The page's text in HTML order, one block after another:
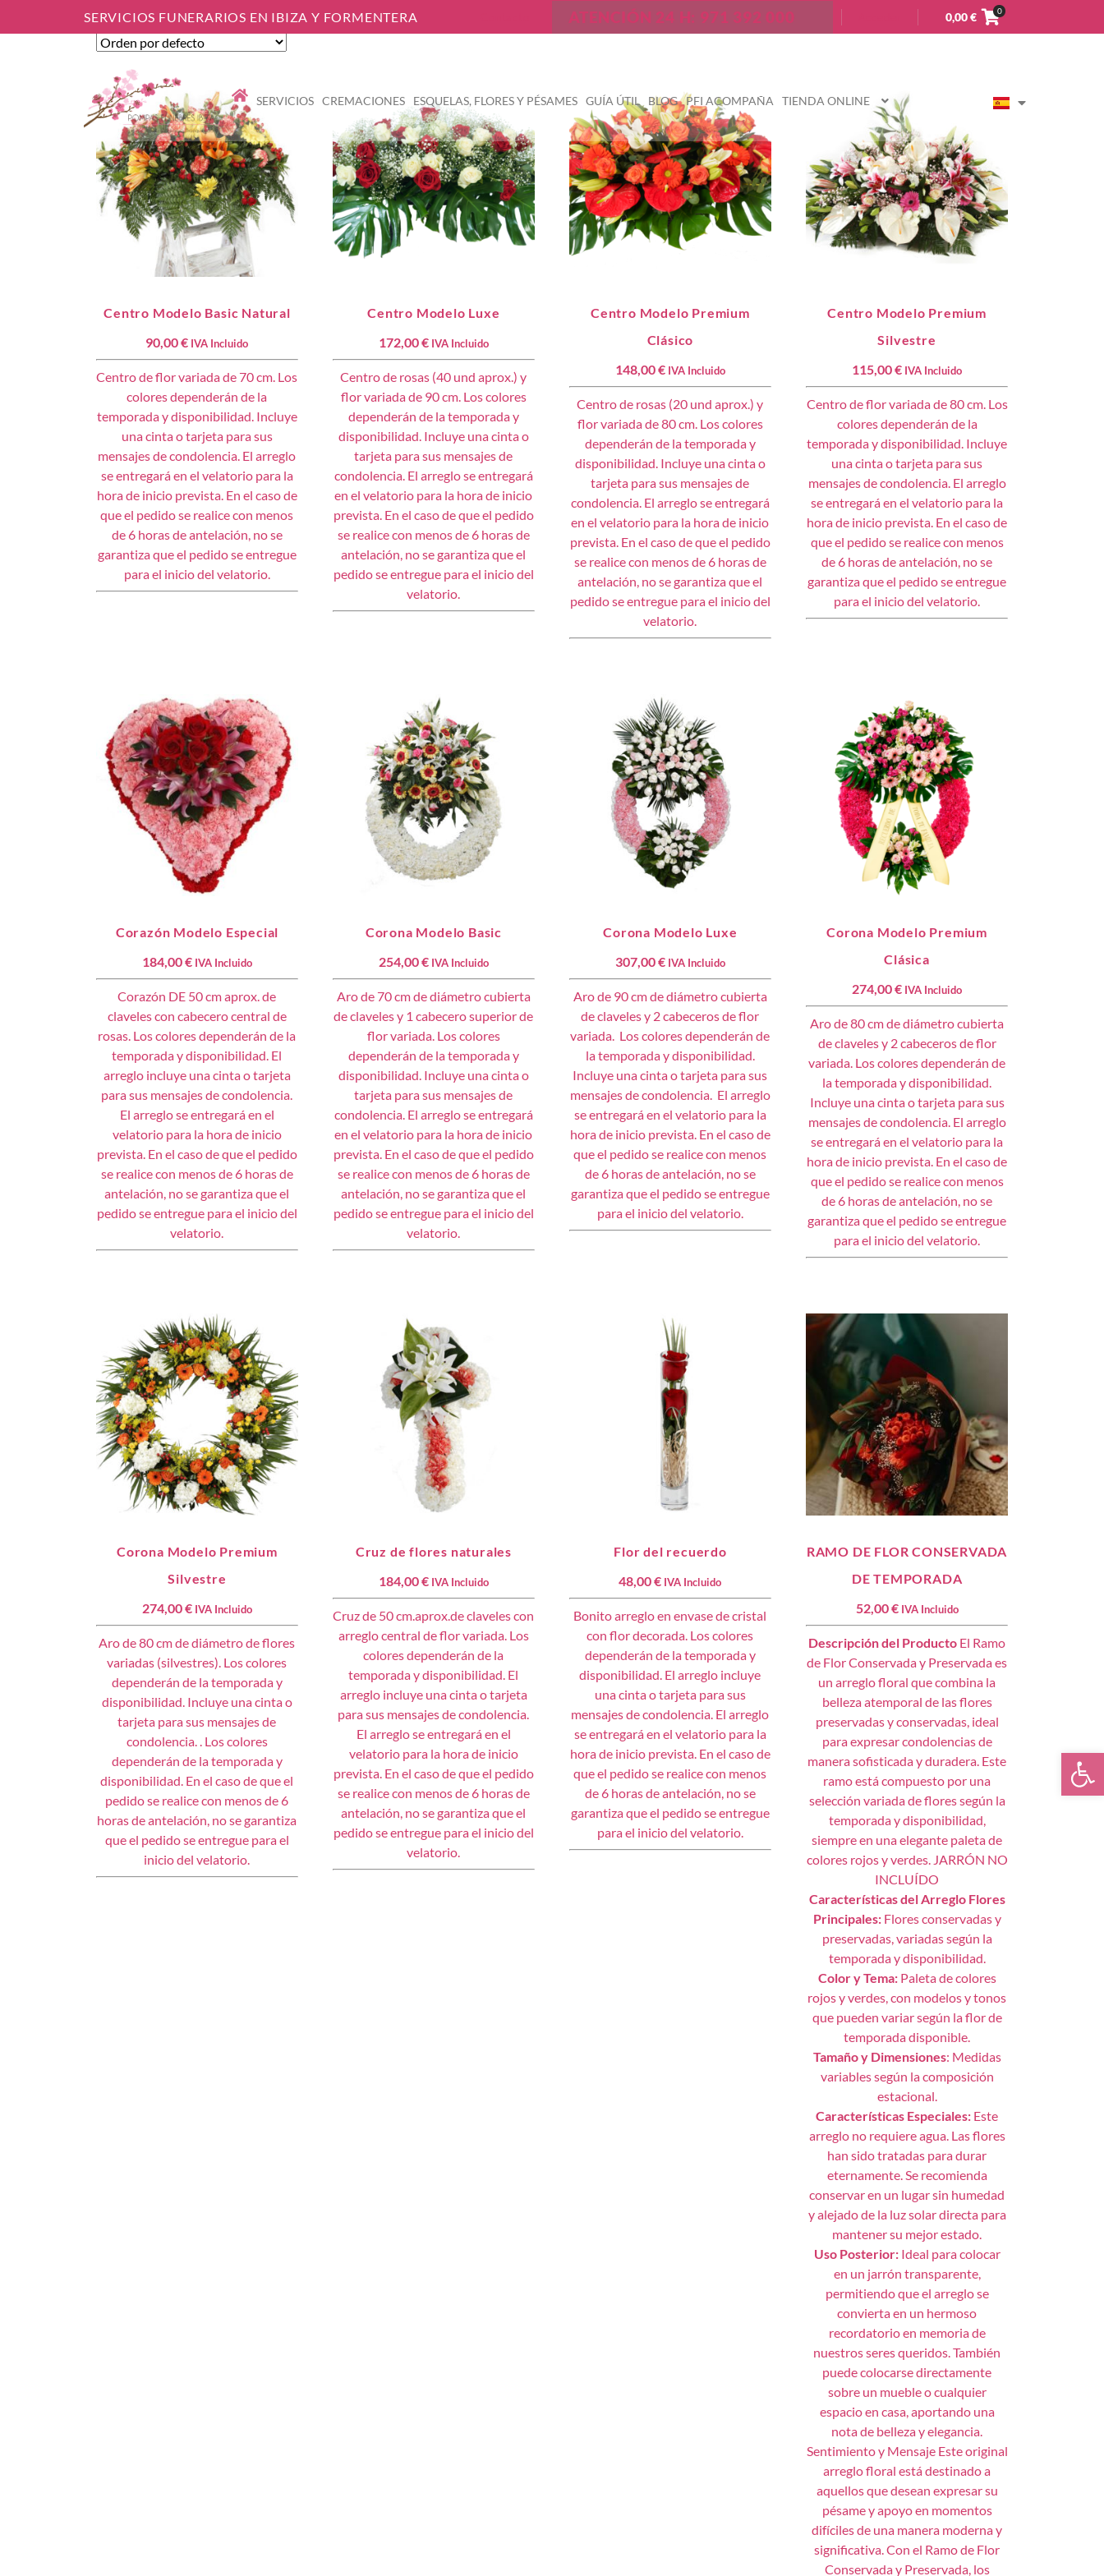
SERVICIOS FUNERARIOS EN IBIZA Y FORMENTERA ATENCIÓN 24 H: 971 392 000 0,00€ 0
MENU LINK
SERVICIOS CREMACIONES ESQUELAS, FLORES Y PÉSAMES GUÍA ÚTIL BLOG PFI ACOMPAÑA TIENDA ONLINE
FLORES
Mostrando 1–12 de 16 resultados
Centro Modelo Basic Natural
90,00€ IVA Incluido
Centro de flor variada de 70 cm. Los
colores dependerán de la
temporada y disponibilidad. Incluye
una cinta o tarjeta para sus
mensajes de condolencia. El arreglo
se entregará en el velatorio para la
hora de inicio prevista. En el caso de
que el pedido se realice con menos
de 6 horas de antelación, no se
garantiza que el pedido se entregue
para el inicio del velatorio.
Centro Modelo Luxe
172,00€ IVA Incluido
Centro de rosas (40 und aprox.) y
flor variada de 90 cm. Los colores
dependerán de la temporada y
disponibilidad. Incluye una cinta o
tarjeta para sus mensajes de
condolencia. El arreglo se entregará
en el velatorio para la hora de inicio
prevista. En el caso de que el pedido
se realice con menos de 6 horas de
antelación, no se garantiza que el
pedido se entregue para el inicio del
velatorio.
Centro Modelo Premium
Clásico
148,00€ IVA Incluido
Centro de rosas (20 und aprox.) y
flor variada de 80 cm. Los colores
dependerán de la temporada y
disponibilidad. Incluye una cinta o
tarjeta para sus mensajes de
condolencia. El arreglo se entregará
en el velatorio para la hora de inicio
prevista. En el caso de que el pedido
se realice con menos de 6 horas de
antelación, no se garantiza que el
pedido se entregue para el inicio del
velatorio.
Centro Modelo Premium
Silvestre
115,00€ IVA Incluido
Centro de flor variada de 80 cm. Los
colores dependerán de la
temporada y disponibilidad. Incluye
una cinta o tarjeta para sus
mensajes de condolencia. El arreglo
se entregará en el velatorio para la
hora de inicio prevista. En el caso de
que el pedido se realice con menos
de 6 horas de antelación, no se
garantiza que el pedido se entregue
para el inicio del velatorio.
Corazón Modelo Especial
184,00€ IVA Incluido
Corazón DE 50 cm aprox. de
claveles con cabecero central de
rosas. Los colores dependerán de la
temporada y disponibilidad. El
arreglo incluye una cinta o tarjeta
para sus mensajes de condolencia.
El arreglo se entregará en el
velatorio para la hora de inicio
prevista. En el caso de que el pedido
se realice con menos de 6 horas de
antelación, no se garantiza que el
pedido se entregue para el inicio del
velatorio.
Corona Modelo Basic
254,00€ IVA Incluido
Aro de 70 cm de diámetro cubierta
de claveles y 1 cabecero superior de
flor variada. Los colores
dependerán de la temporada y
disponibilidad. Incluye una cinta o
tarjeta para sus mensajes de
condolencia. El arreglo se entregará
en el velatorio para la hora de inicio
prevista. En el caso de que el pedido
se realice con menos de 6 horas de
antelación, no se garantiza que el
pedido se entregue para el inicio del
velatorio.
Corona Modelo Luxe
307,00€ IVA Incluido
Aro de 90 cm de diámetro cubierta
de claveles y 2 cabeceros de flor
variada. Los colores dependerán de
la temporada y disponibilidad.
Incluye una cinta o tarjeta para sus
mensajes de condolencia. El arreglo
se entregará en el velatorio para la
hora de inicio prevista. En el caso de
que el pedido se realice con menos
de 6 horas de antelación, no se
garantiza que el pedido se entregue
para el inicio del velatorio.
Corona Modelo Premium
Clásica
274,00€ IVA Incluido
Aro de 80 cm de diámetro cubierta
de claveles y 2 cabeceros de flor
variada. Los colores dependerán de
la temporada y disponibilidad.
Incluye una cinta o tarjeta para sus
mensajes de condolencia. El arreglo
se entregará en el velatorio para la
hora de inicio prevista. En el caso de
que el pedido se realice con menos
de 6 horas de antelación, no se
garantiza que el pedido se entregue
para el inicio del velatorio.
Corona Modelo Premium
Silvestre
274,00€ IVA Incluido
Aro de 80 cm de diámetro de flores
variadas (silvestres). Los colores
dependerán de la temporada y
disponibilidad. Incluye una cinta o
tarjeta para sus mensajes de
condolencia. . Los colores
dependerán de la temporada y
disponibilidad. En el caso de que el
pedido se realice con menos de 6
horas de antelación, no se garantiza
que el pedido se entregue para el
inicio del velatorio.
Cruz de flores naturales
184,00€ IVA Incluido
Cruz de 50 cm.aprox.de claveles con
arreglo central de flor variada. Los
colores dependerán de la
temporada y disponibilidad. El
arreglo incluye una cinta o tarjeta
para sus mensajes de condolencia.
El arreglo se entregará en el
velatorio para la hora de inicio
prevista. En el caso de que el pedido
se realice con menos de 6 horas de
antelación, no se garantiza que el
pedido se entregue para el inicio del
velatorio.
Flor del recuerdo
48,00€ IVA Incluido
Bonito arreglo en envase de cristal
con flor decorada. Los colores
dependerán de la temporada y
disponibilidad. El arreglo incluye
una cinta o tarjeta para sus
mensajes de condolencia. El arreglo
se entregará en el velatorio para la
hora de inicio prevista. En el caso de
que el pedido se realice con menos
de 6 horas de antelación, no se
garantiza que el pedido se entregue
para el inicio del velatorio.
RAMO DE FLOR CONSERVADA
DE TEMPORADA
52,00€ IVA Incluido
Descripción del Producto El Ramo
de Flor Conservada y Preservada es
un arreglo floral que combina la
belleza atemporal de las flores
preservadas y conservadas, ideal
para expresar condolencias de
manera sofisticada y duradera. Este
ramo está compuesto por una
selección variada de flores según la
temporada y disponibilidad,
siempre en una elegante paleta de
colores rojos y verdes. JARRÓN NO
INCLUÍDO
Características del Arreglo Flores
Principales:Flores conservadas y
preservadas, variadas según la
temporada y disponibilidad.
Color y Tema:Paleta de colores
rojos y verdes, con modelos y tonos
que pueden variar según la flor de
temporada disponible.
Tamaño y Dimensiones: Medidas
variables según la composición
estacional.
Características Especiales: Este
arreglo no requiere agua. Las flores
han sido tratadas para durar
eternamente. Se recomienda
conservar en un lugar sin humedad
y alejado de la luz solar directa para
mantener su mejor estado.
Uso Posterior:Ideal para colocar
en un jarrón transparente,
permitiendo que el arreglo se
convierta en un hermoso
recordatorio en memoria de
nuestros seres queridos. También
puede colocarse directamente
sobre un mueble o cualquier
espacio en casa, aportando una
nota de belleza y elegancia.
Sentimiento y Mensaje Este original
arreglo floral está destinado a
aquellos que desean expresar su
pésame y apoyo en momentos
difíciles de una manera moderna y
significativa. Con el Ramo de Flor
Conservada y Preservada, los